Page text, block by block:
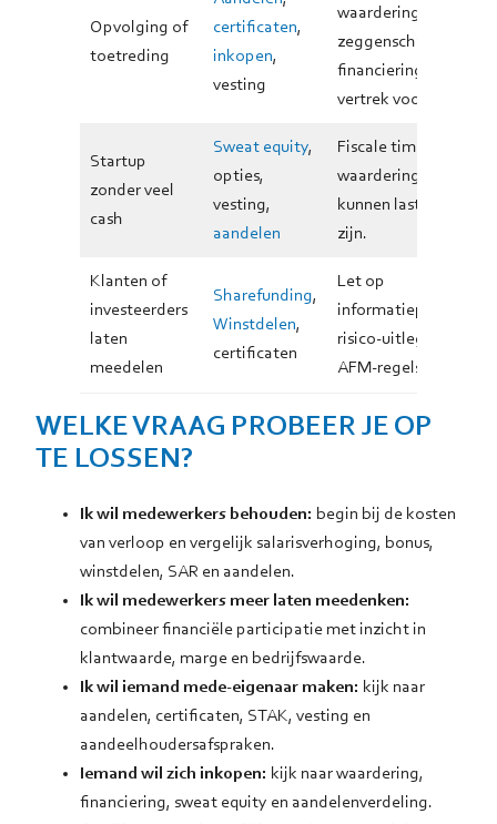
Opvolging of
toetreding
certificaten,
inkopen,
vesting
waardering,
zeggenschap,
financiering en
vertrek vooraf.
Startup
zonder veel
cash
Sweat equity,
opties,
vesting,
aandelen
Fiscale timing en
waardering
kunnen lastig
zijn.
Klanten of
investeerders
laten
meedelen
Sharefunding,
Winstdelen,
certificaten
Let op
informatieplicht,
risico-uitleg en
AFM-regels.
WELKE VRAAG PROBEER JE OP
TE LOSSEN?
Ik wil medewerkers behouden: begin bij de kosten
van verloop en vergelijk salarisverhoging, bonus,
winstdelen, SAR en aandelen.
Ik wil medewerkers meer laten meedenken:
combineer financiële participatie met inzicht in
klantwaarde, marge en bedrijfswaarde.
Ik wil iemand mede-eigenaar maken: kijk naar
aandelen, certificaten, STAK, vesting en
aandeelhoudersafspraken.
Iemand wil zich inkopen: kijk naar waardering,
financiering, sweat equity en aandelenverdeling.